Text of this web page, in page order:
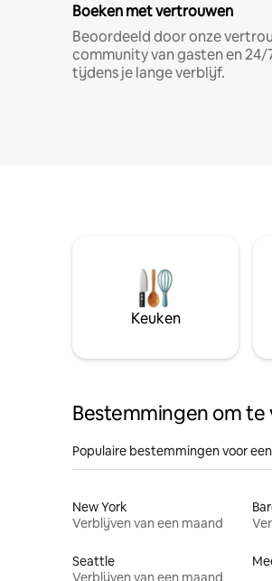
Boeken met vertrouwen
Beoordeeld door onze
community van gasten en
tijdens je lange verblijf.
Keuken
Bestemmingen om te
Populaire bestemmingen voor
New York
Verblijven van een maand
Seattle
Verblijven van een maand